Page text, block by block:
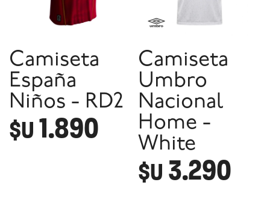
Camiseta
España
Niños - RD2
$U 1.890
Camiseta
Umbro
Nacional
Home -
White
$U 3.290